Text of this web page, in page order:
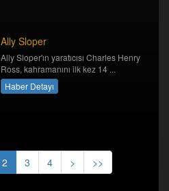
Ally Sloper
Ally Sloper'ın yaratıcısı Charles Henry
Ross, kahramanını ilk kez 14 ...
Haber Detayı
2 3 4 > >>